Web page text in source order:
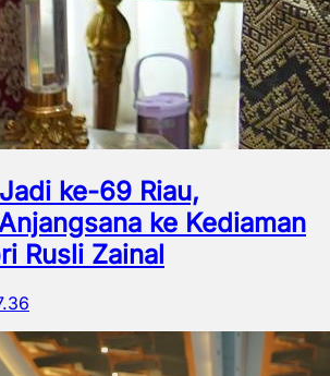
ke-69 Riau,
ke Kediaman
Rusli Zainal